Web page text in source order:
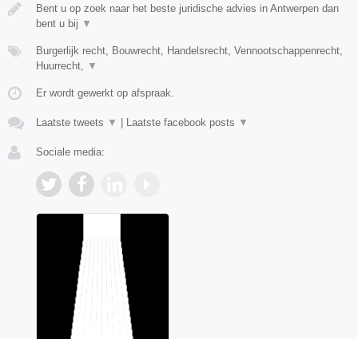
Bent u op zoek naar het beste juridische advies in Antwerpen dan
bent u bij ▼
Burgerlijk recht, Bouwrecht, Handelsrecht, Vennootschappenrecht,
Huurrecht, ▼
Er wordt gewerkt op afspraak.
Laatste tweets ▼ Laatste facebook posts ▼
Sociale media: